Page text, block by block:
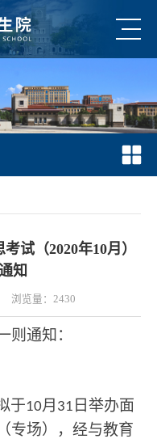
试（2020年10月）
知
浏览量： 2430
则通知：
于10月 31 日举办面
专场），经与教育